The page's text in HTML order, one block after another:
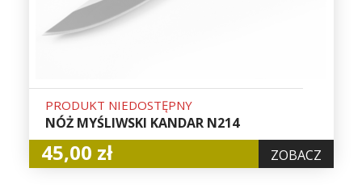
PRODUKT NIEDOSTĘPNY
NÓŻ MYŚLIWSKI KANDAR N214
45,00 zł ZOBACZ